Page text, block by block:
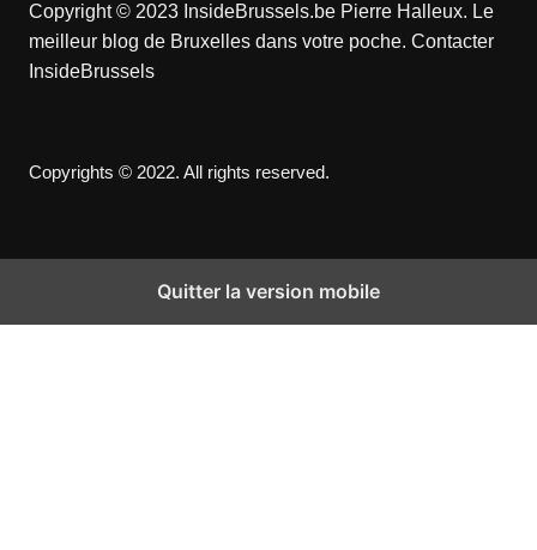
Copyright © 2023 InsideBrussels.be Pierre Halleux. Le
meilleur blog de Bruxelles dans votre poche. Contacter
InsideBrussels
Copyrights © 2022. All rights reserved.
Quitter la version mobile